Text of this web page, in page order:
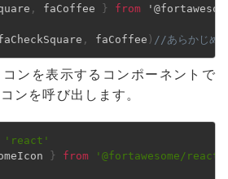
, faCoffee } from
, faCoffee ) //あらかじめ
ンを表示するコンポーネントで
ンを呼び出します。
'react'
} from '@fortawesome/react-